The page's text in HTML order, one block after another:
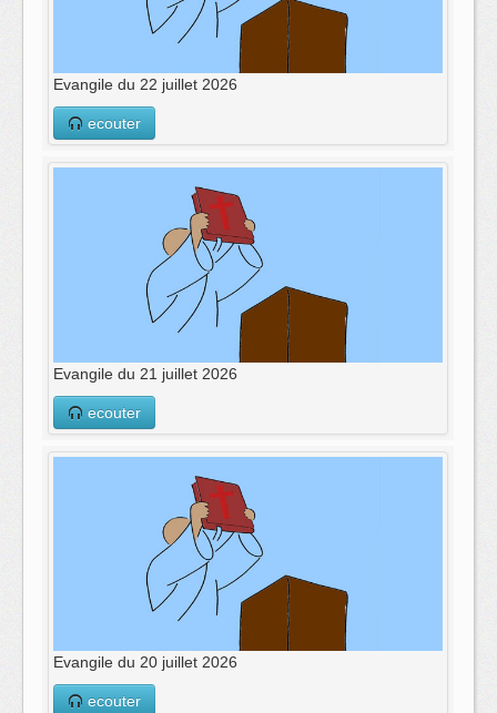
Evangile du 22 juillet 2026
ecouter
Evangile du 21 juillet 2026
ecouter
Evangile du 20 juillet 2026
ecouter